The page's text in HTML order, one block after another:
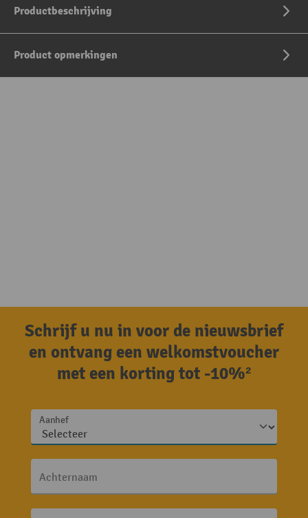
Productbeschrijving
Product opmerkingen
Schrijf u nu in voor de nieuwsbrief
en ontvang een welkomstvoucher
met een korting tot -10%²
Aanhef
Achternaam